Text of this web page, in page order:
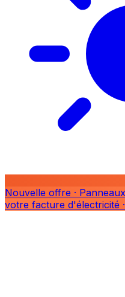
Nouvelle offre ·
votre facture d'électricité